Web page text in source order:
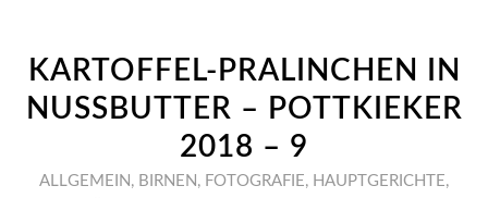
KARTOFFEL-PRALINCHEN IN
NUSSBUTTER – POTTKIEKER
2018 – 9
ALLGEMEIN , BIRNEN , FOTOGRAFIE, HAUPTGERICHTE,